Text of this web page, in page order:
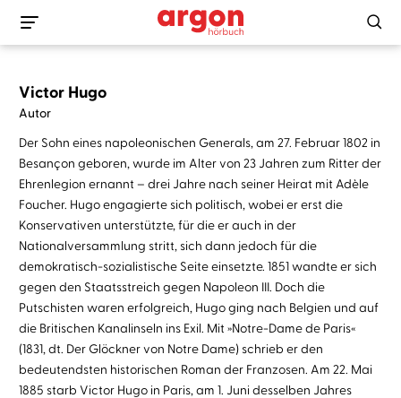
Victor Hugo
Autor
Der Sohn eines napoleonischen Generals, am 27. Februar 1802 in
Besançon geboren, wurde im Alter von 23 Jahren zum Ritter der
Ehrenlegion ernannt – drei Jahre nach seiner Heirat mit Adèle
Foucher. Hugo engagierte sich politisch, wobei er erst die
Konservativen unterstützte, für die er auch in der
Nationalversammlung stritt, sich dann jedoch für die
demokratisch-sozialistische Seite einsetzte. 1851 wandte er sich
gegen den Staatsstreich gegen Napoleon III. Doch die
Putschisten waren erfolgreich, Hugo ging nach Belgien und auf
die Britischen Kanalinseln ins Exil. Mit »Notre-Dame de Paris«
(1831, dt. Der Glöckner von Notre Dame) schrieb er den
bedeutendsten historischen Roman der Franzosen. Am 22. Mai
1885 starb Victor Hugo in Paris, am 1. Juni desselben Jahres